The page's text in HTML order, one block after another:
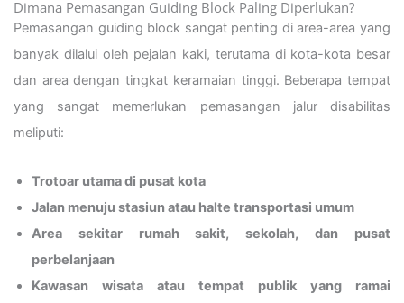
Dimana Pemasangan Guiding Block Paling Diperlukan?
Pemasangan guiding block sangat penting di area-area yang
banyak dilalui oleh pejalan kaki, terutama di kota-kota besar
dan area dengan tingkat keramaian tinggi. Beberapa tempat
yang sangat memerlukan pemasangan jalur disabilitas
meliputi:
Trotoar utama di pusat kota
Jalan menuju stasiun atau halte transportasi umum
Area sekitar rumah sakit, sekolah, dan pusat
perbelanjaan
Kawasan wisata atau tempat publik yang ramai